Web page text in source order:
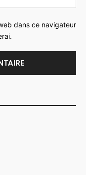
:
dans ce navigateur